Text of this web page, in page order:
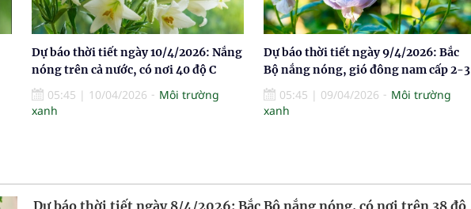
Dự báo thời tiết ngày 10/4/2026: Nắng
nóng trên cả nước, có nơi 40 độ C
05:45 | 10/04/2026
Môi trường
xanh
Dự báo thời tiết ngày 9/4/2026: Bắc
Bộ nắng nóng, gió đông nam cấp 2-3
05:45 | 09/04/2026
Môi trường
xanh
Dự báo thời tiết ngày 8/4/2026: Bắc Bộ nắng nóng, có nơi trên 38 độ